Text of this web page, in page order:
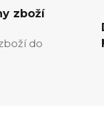
zboží
do